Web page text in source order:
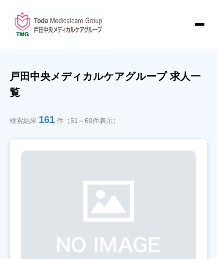
戸田中央メディカルケアグループ 求人一
覧
検索結果 161 件（51～60件表示）